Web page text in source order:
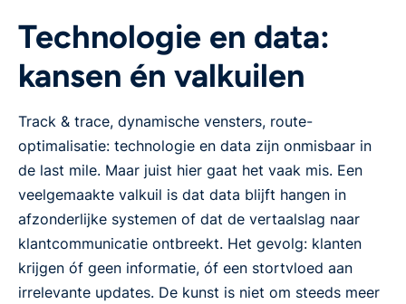
Technologie en data:
kansen én valkuilen
Track & trace, dynamische vensters, route-
optimalisatie: technologie en data zijn onmisbaar in
de last mile. Maar juist hier gaat het vaak mis. Een
veelgemaakte valkuil is dat data blijft hangen in
afzonderlijke systemen of dat de vertaalslag naar
klantcommunicatie ontbreekt. Het gevolg: klanten
krijgen óf geen informatie, óf een stortvloed aan
irrelevante updates. De kunst is niet om steeds meer